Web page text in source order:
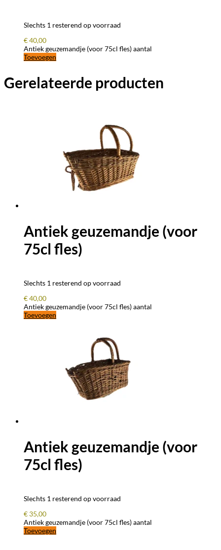
Slechts 1 resterend op voorraad
€40,00
Antiek geuzemandje (voor 75cl fles) aantal
Toevoegen
Gerelateerde producten
Antiek geuzemandje (voor
75cl fles)
Slechts 1 resterend op voorraad
€40,00
Antiek geuzemandje (voor 75cl fles) aantal
Toevoegen
Antiek geuzemandje (voor
75cl fles)
Slechts 1 resterend op voorraad
€ 35,00
Antiek geuzemandje (voor 75cl fles) aantal
Toevoegen